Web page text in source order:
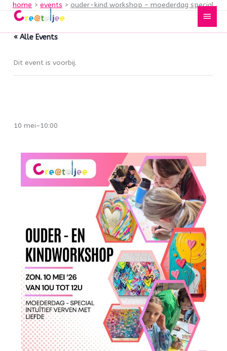
Spring
naar
de
home events ouder-kind workshop – moederdag special
« Alle Events
Dit event is voorbij.
10 mei~10:00